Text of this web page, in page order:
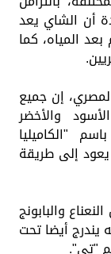
أن الشاي يعد
المياه، كما
إن جميع
والأخضر
"الكاميليا
يعود إلى طريقة
والبابونج
يندرج أيضا تحت
"تي".